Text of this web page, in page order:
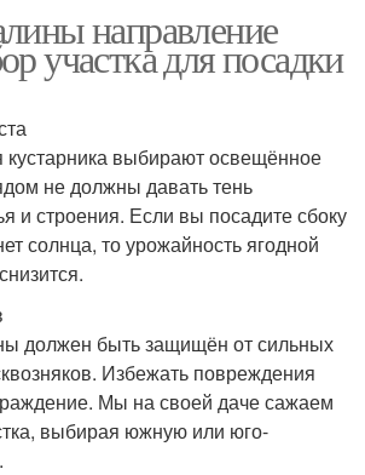
направление
участка для посадки
выбирают освещённое
не должны давать тень
и строения. Если вы посадите сбоку
солнца, то урожайность ягодной
должен быть защищён от сильных
Избежать повреждения
Мы на своей даче сажаем
выбирая южную или юго-